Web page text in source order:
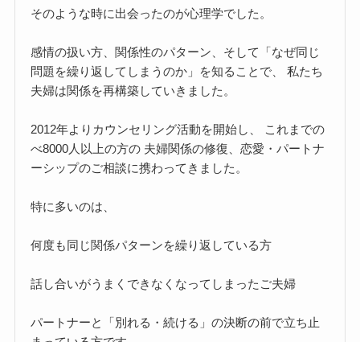
そのような時に出会ったのが心理学でした。
感情の扱い方、関係性のパターン、そして「なぜ同じ
問題を繰り返してしまうのか」を知ることで、 私たち
夫婦は関係を再構築していきました。
2012年よりカウンセリング活動を開始し、 これまでの
べ8000人以上の方の 夫婦関係の修復、恋愛・パートナ
ーシップのご相談に携わってきました。
特に多いのは、
何度も同じ関係パターンを繰り返している方
話し合いがうまくできなくなってしまったご夫婦
パートナーと「別れる・続ける」の決断の前で立ち止